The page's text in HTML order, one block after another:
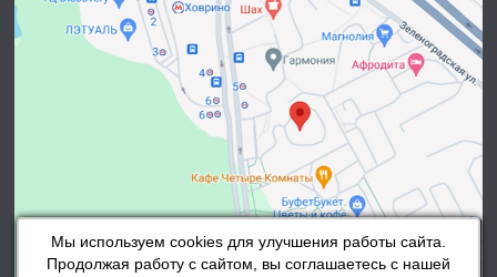
Мы используем cookies для улучшения работы сайта.
Продолжая работу с сайтом, вы соглашаетесь с нашей